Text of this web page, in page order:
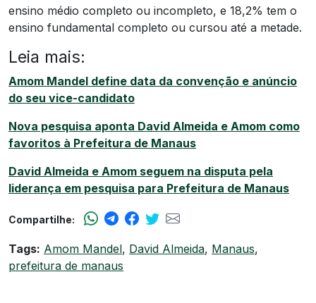
ensino médio completo ou incompleto, e 18,2% tem o
ensino fundamental completo ou cursou até a metade.
Leia mais:
Amom Mandel define data da convenção e anúncio
do seu vice-candidato
Nova pesquisa aponta David Almeida e Amom como
favoritos à Prefeitura de Manaus
David Almeida e Amom seguem na disputa pela
liderança em pesquisa para Prefeitura de Manaus
Compartilhe:
Tags: Amom Mandel, David Almeida, Manaus,
prefeitura de manaus